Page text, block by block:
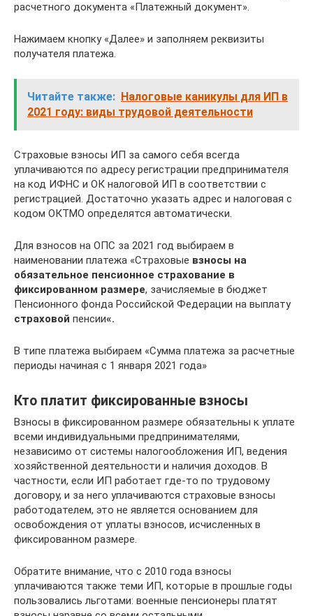
расчетного документа «Платежный документ».
Нажимаем кнопку «Далее» и заполняем реквизиты
получателя платежа.
Читайте также: Налоговые каникулы для ИП в
2021 году: виды трудовой деятельности
Страховые взносы ИП за самого себя всегда
уплачиваются по адресу регистрации предпринимателя
на код ИФНС и ОК налоговой ИП в соответствии с
регистрацией. Достаточно указать адрес и налоговая с
кодом ОКТМО определятся автоматически.
Для взносов на ОПС за 2021 год выбираем в
наименовании платежа «Страховые взносы на
обязательное пенсионное страхование в
фиксированном размере, зачисляемые в бюджет
Пенсионного фонда Российской Федерации на выплату
страховой пенсии«.
В типе платежа выбираем «Сумма платежа за расчетные
периоды начиная с 1 января 2021 года»
Кто платит фиксированные взносы
Взносы в фиксированном размере обязательны к уплате
всеми индивидуальными предпринимателями,
независимо от системы налогообложения ИП, ведения
хозяйственной деятельности и наличия доходов. В
частности, если ИП работает где-то по трудовому
договору, и за него уплачиваются страховые взносы
работодателем, это не является основанием для
освобождения от уплаты взносов, исчисленных в
фиксированном размере.
Обратите внимание, что с 2010 года взносы
уплачиваются также теми ИП, которые в прошлые годы
пользовались льготами: военные пенсионеры платят